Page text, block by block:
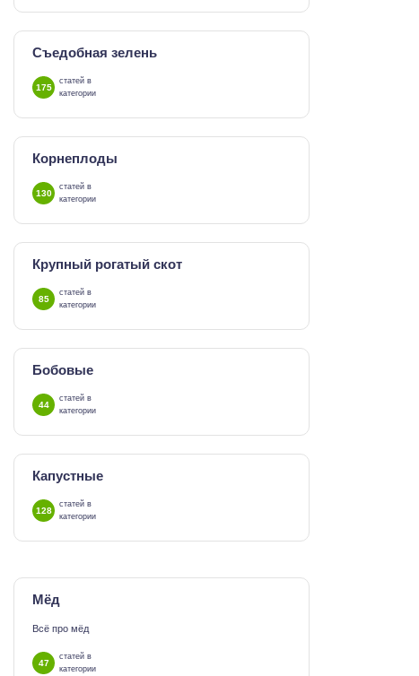
Съедобная зелень
175
статей в
категории
Корнеплоды
130
статей в
категории
Крупный рогатый скот
85
статей в
категории
Бобовые
44
статей в
категории
Капустные
128
статей в
категории
Мёд
Всё про мёд
47
статей в
категории